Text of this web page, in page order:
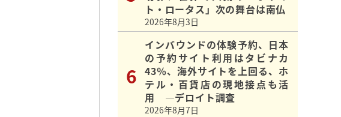
ト・ロータス」次の舞台は南仏
2026年8月3日
インバウンドの体験予約、日本
の予約サイト利用はタビナカ
43％、海外サイトを上回る、ホ
テル・百貨店の現地接点も活
用 ―デロイト調査
2026年8月7日